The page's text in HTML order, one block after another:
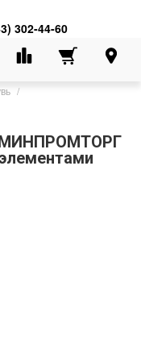
302-44-60
МИНПРОМТОРГ